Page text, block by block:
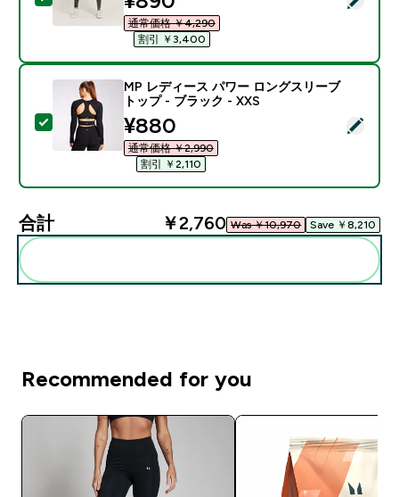
通常価格 ￥4,290‎
割引 ￥3,400‎
この商品を選択 - MP レディース パワー ロングスリ
MP レディース パワー ロングスリーブ
トップ - ブラック - XXS
discounted price
¥880‎
通常価格 ￥2,990‎
割引 ￥2,110‎
合計 ￥2,760‎ Was ￥10,970‎ Save ￥8,210‎
Recommended for you